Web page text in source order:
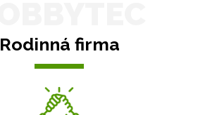
Rodinná firma